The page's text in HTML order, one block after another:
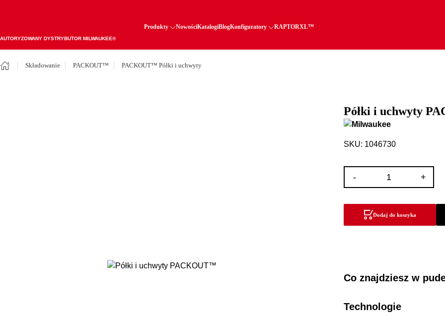
AUTORYZOWANY DYSTRYBUTOR MILWAUKEE®
Produkty NowościKatalogiBlogKonfiguratory RAPTORXL™
Składowanie PACKOUT™ PACKOUT™ Półki i uchwyty
Półki i uchwyty
SKU: 1046730
-
uchwyty
PACKOUT™
+
Dodaj do koszyka
Co znajdziesz w
Technologie